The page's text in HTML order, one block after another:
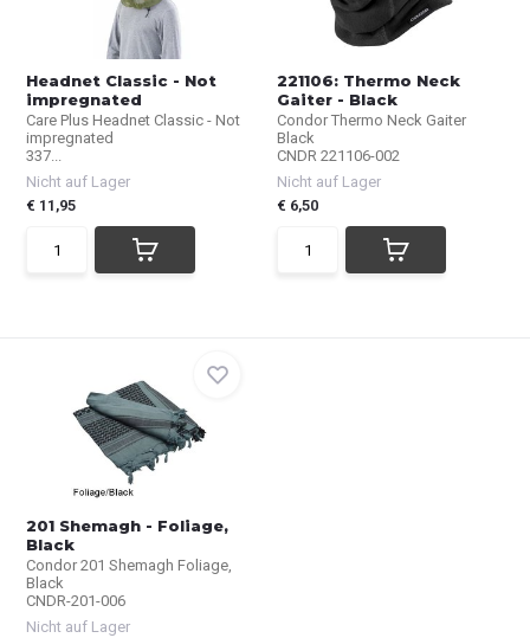
Headnet Classic - Not
impregnated
Care Plus Headnet Classic - Not
impregnated
337...
Nicht auf Lager
€ 11,95
221106: Thermo Neck
Gaiter - Black
Condor Thermo Neck Gaiter
Black
CNDR 221106-002
Nicht auf Lager
€ 6,50
201 Shemagh - Foliage,
Black
Condor 201 Shemagh Foliage,
Black
CNDR-201-006
Nicht auf Lager